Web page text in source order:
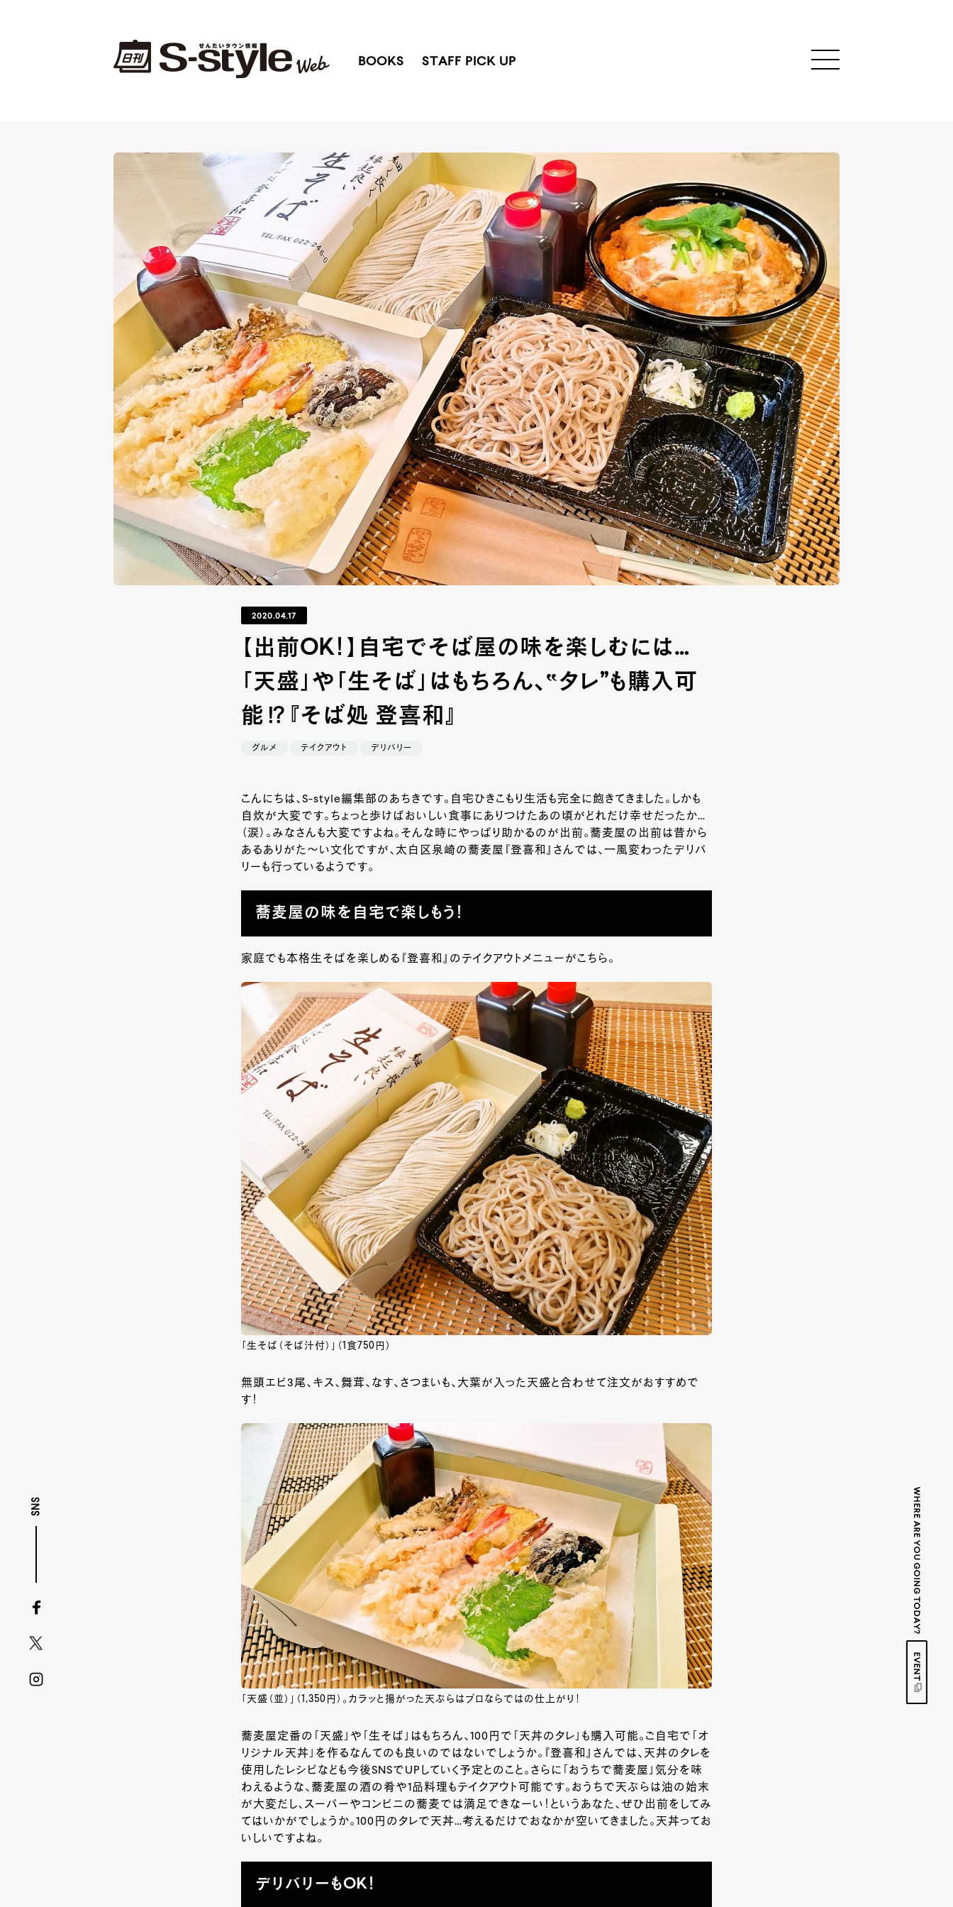
BOOKS STAFF PICK UP
SNS WHERE ARE YOU GOING TODAY?
EVENT
2020.04.17
【出前OK！】自宅でそば屋の味を楽しむには…
「天盛」や「生そば」はもちろん、‟タレ”も購入可
能⁉『そば処 登喜和』
グルメ テイクアウト デリバリー
こんにちは、S-style編集部のあちきです。自宅ひきこもり生活も完全に飽きてきました。しかも
自炊が大変です。ちょっと歩けばおいしい食事にありつけたあの頃がどれだけ幸せだったか…
（涙）。みなさんも大変ですよね。そんな時にやっぱり助かるのが出前。蕎麦屋の出前は昔から
あるありがた～い文化ですが、太白区泉崎の蕎麦屋『登喜和』さんでは、一風変わったデリバ
リーも行っているようです。
蕎麦屋の味を自宅で楽しもう！
家庭でも本格生そばを楽しめる『登喜和』のテイクアウトメニューがこちら。
「生そば（そば汁付）」（1食750円）
無頭エビ3尾、キス、舞茸、なす、さつまいも、大葉が入った天盛と合わせて注文がおすすめで
す！
「天盛（並）」（1,350円）。カラッと揚がった天ぷらはプロならではの仕上がり！
蕎麦屋定番の「天盛」や「生そば」はもちろん、100円で「天丼のタレ」も購入可能。ご自宅で「オ
リジナル天丼」を作るなんてのも良いのではないでしょうか。『登喜和』さんでは、天丼のタレを
使用したレシピなども今後SNSでUPしていく予定とのこと。さらに「おうちで蕎麦屋」気分を味
わえるような、蕎麦屋の酒の肴や1品料理もテイクアウト可能です。おうちで天ぷらは油の始末
が大変だし、スーパーやコンビニの蕎麦では満足できなーい！というあなた、ぜひ出前をしてみ
てはいかがでしょうか。100円のタレで天丼…考えるだけでおなかが空いてきました。天丼ってお
いしいですよね。
デリバリーもOK！